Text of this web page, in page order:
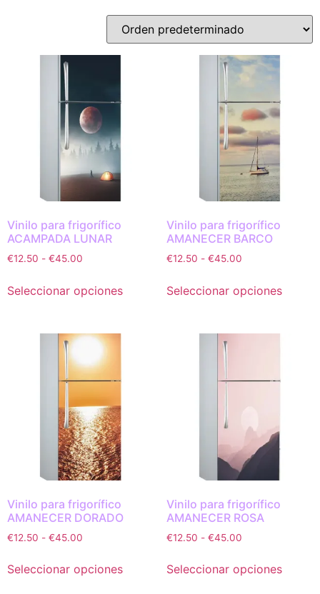
Vinilo para frigorífico
ACAMPADA LUNAR
€12.50 - €45.00
Seleccionar opciones
Vinilo para frigorífico
AMANECER BARCO
€12.50 - €45.00
Seleccionar opciones
Vinilo para frigorífico
AMANECER DORADO
€12.50 - €45.00
Seleccionar opciones
Vinilo para frigorífico
AMANECER ROSA
€12.50 - €45.00
Seleccionar opciones